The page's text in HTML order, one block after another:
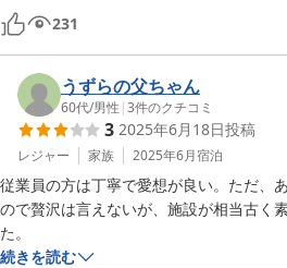
どなど。
231
うずらの父ちゃん
60代/男性 |3件のクチコミ
3 2025年6月18日投稿
レジャー 家族 2025年6月宿泊
従業員の方は丁寧で愛想が良い。ただ、
ので贅沢は言えないが、施設が相当古く
た。
続きを読む